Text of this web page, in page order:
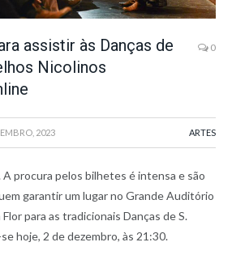
assistir às Danças de
Nicolinos
0
2023 ARTES
A procura pelos bilhetes é intensa e são
garantir um lugar no Grande Auditório
para as tradicionais Danças de S.
hoje, 2 de dezembro, às 21:30.